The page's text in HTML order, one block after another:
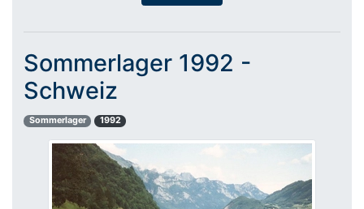
Sommerlager 1992 -
Schweiz
Sommerlager 1992